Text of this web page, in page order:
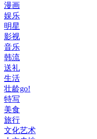
漫画
娱乐
明星
影视
音乐
韩流
送礼
生活
壮龄go!
特写
美食
旅行
文化艺术